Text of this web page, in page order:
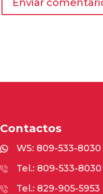
Contactos
WS: 809-533-8030
Tel.: 809-533-8030
Tel.: 829-905-5953